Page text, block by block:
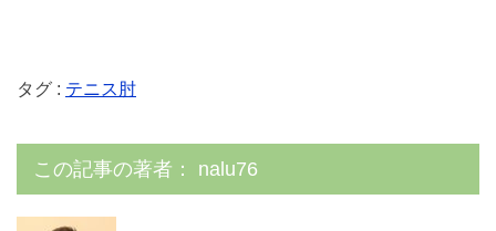
タグ : テニス肘
この記事の著者： nalu76